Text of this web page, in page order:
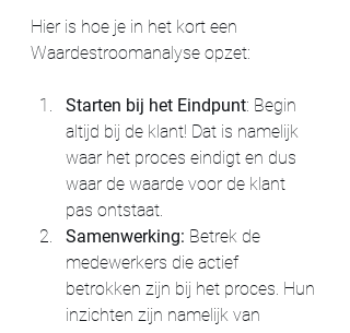
Hier is hoe je in het kort een
Waardestroomanalyse opzet:
Starten bij het Eindpunt: Begin
altijd bij de klant! Dat is namelijk
waar het proces eindigt en dus
waar de waarde voor de klant
pas ontstaat.
Samenwerking: Betrek de
medewerkers die actief
betrokken zijn bij het proces. Hun
inzichten zijn namelijk van